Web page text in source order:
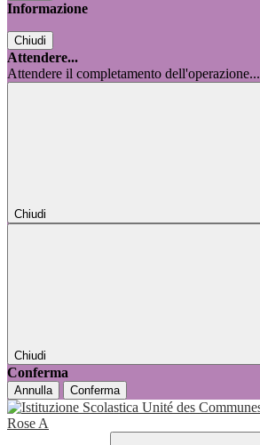
Informazione
Chiudi
Attendere...
Attendere il completamento dell'operazione...
Chiudi
Chiudi
Conferma
Annulla Conferma